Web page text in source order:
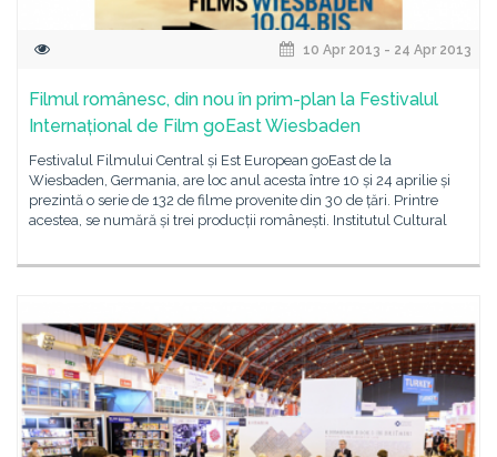
10 Apr 2013 - 24 Apr 2013
Filmul românesc, din nou în prim-plan la Festivalul
Internațional de Film goEast Wiesbaden
Festivalul Filmului Central și Est European goEast de la
Wiesbaden, Germania, are loc anul acesta între 10 și 24 aprilie și
prezintă o serie de 132 de filme provenite din 30 de țări. Printre
acestea, se numără și trei producții românești. Institutul Cultural